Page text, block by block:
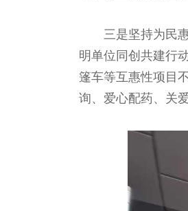
三是坚持为民
明单位同创共建行
篷车等互惠性项目
询、爱心配药、关